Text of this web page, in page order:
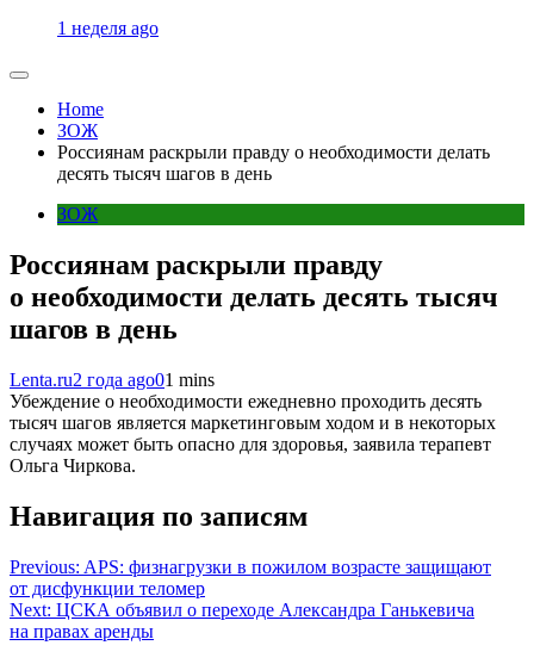
1 неделя ago
Home
ЗОЖ
Россиянам раскрыли правду о необходимости делать
десять тысяч шагов в день
ЗОЖ
Россиянам раскрыли правду
о необходимости делать десять тысяч
шагов в день
Lenta.ru2 года ago01 mins
Убеждение о необходимости ежедневно проходить десять
тысяч шагов является маркетинговым ходом и в некоторых
случаях может быть опасно для здоровья, заявила терапевт
Ольга Чиркова.
Навигация по записям
Previous: APS: физнагрузки в пожилом возрасте защищают
от дисфункции теломер
Next: ЦСКА объявил о переходе Александра Ганькевича
на правах аренды